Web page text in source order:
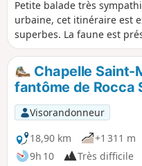
Petite balade très
urbaine, cet itinéraire est
superbes. La faune est
en ce mois de mai.
Chapelle Saint-
fantôme de Rocca
Visorandonneur
18,90 km
+1 311 m
9h 10
Très difficile